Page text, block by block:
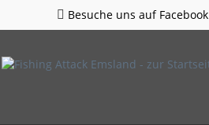
Besuche uns auf Facebook